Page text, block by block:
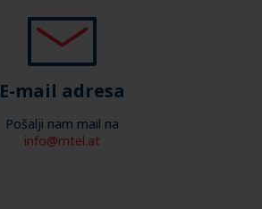
E-mail adresa
Pošalji nam mail na
info@mtel.at